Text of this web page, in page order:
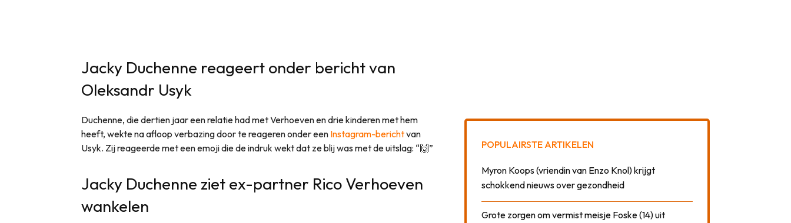
Jacky Duchenne reageert onder bericht van
Oleksandr Usyk
Duchenne, die dertien jaar een relatie had met Verhoeven en drie kinderen met hem
heeft, wekte na afloop verbazing door te reageren onder een Instagram-berichtvan
Usyk. Zij reageerde met een emoji die de indruk wekt dat ze blij was met de uitslag: “🙌”
Jacky Duchenne ziet ex-partner Rico Verhoeven
wankelen
POPULAIRSTE ARTIKELEN
Myron Koops (vriendin van Enzo Knol) krijgt
schokkend nieuws over gezondheid
Grote zorgen om vermist meisje Foske (14) uit